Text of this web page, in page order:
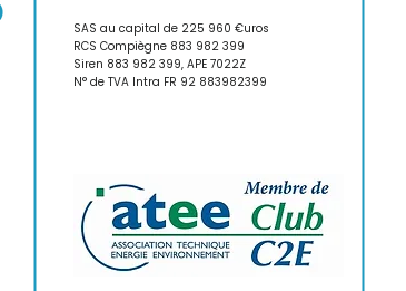
SAS au capital de 225 960 €uros
RCS Compiègne 883 982 399
Siren 883 982 399, APE 7022Z
N° de TVA Intra FR 92 883982399